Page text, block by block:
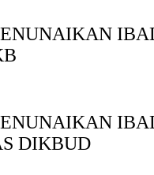
DIKBUD